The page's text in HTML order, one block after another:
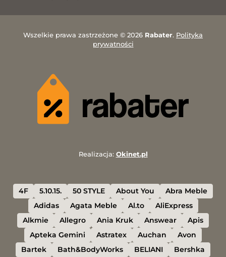
Wszelkie prawa zastrzeżone © 2026 Rabater. Polityka
prywatności
Realizacja: Okinet.pl
4F 5.10.15. 50 STYLE About You
Abra Meble
Adidas
Agata Meble Al.to
AliExpress
Alkmie
Allegro Ania Kruk Answear
Apis
Apteka Gemini
Astratex Auchan
Avon
Bartek
Bath&BodyWorks BELIANI Bershka